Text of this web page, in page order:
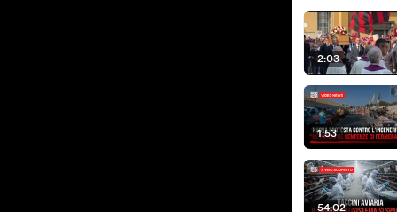
2:03
1:53
54:02